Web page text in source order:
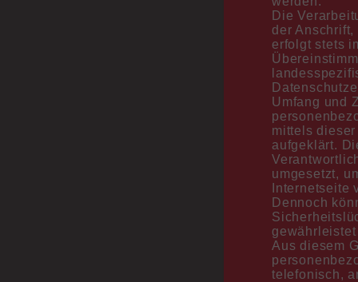
Die
der
erfolgt stets
Umfang und
mittels
aufgeklärt.
umgesetzt,
Internetseite
Dennoch
Aus diesem
telefonisch,